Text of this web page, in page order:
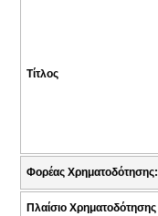
Τίτλος
Φορέας Χρηματοδότησης:
Πλαίσιο Χρηματοδότησης